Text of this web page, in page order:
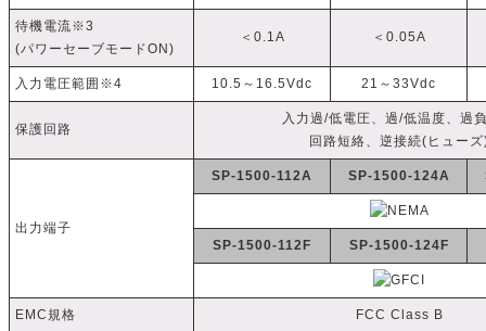
待機電流※3
(パワーセーブモードON)
＜0.1A ＜0.05A
入力電圧範囲※4 10.5～16.5Vdc 21～33Vdc
保護回路
入力過/低電圧、過/低温度、過
回路短絡、逆接続(ヒュー
出力端子
SP-1500-112A SP-1500-124A
SP-1500-112F SP-1500-124F
EMC規格 FCC Class B